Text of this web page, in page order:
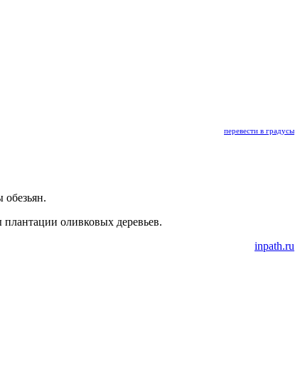
перевести в градусы
обезьян.
плантации оливковых деревьев.
inpath.ru